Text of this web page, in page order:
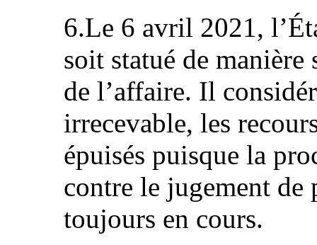
6.Le 6 avril 2021,
soit statué de manière
de l’affaire. Il
irrecevable, les
épuisés puisque la
contre le jugement de
toujours en cours.